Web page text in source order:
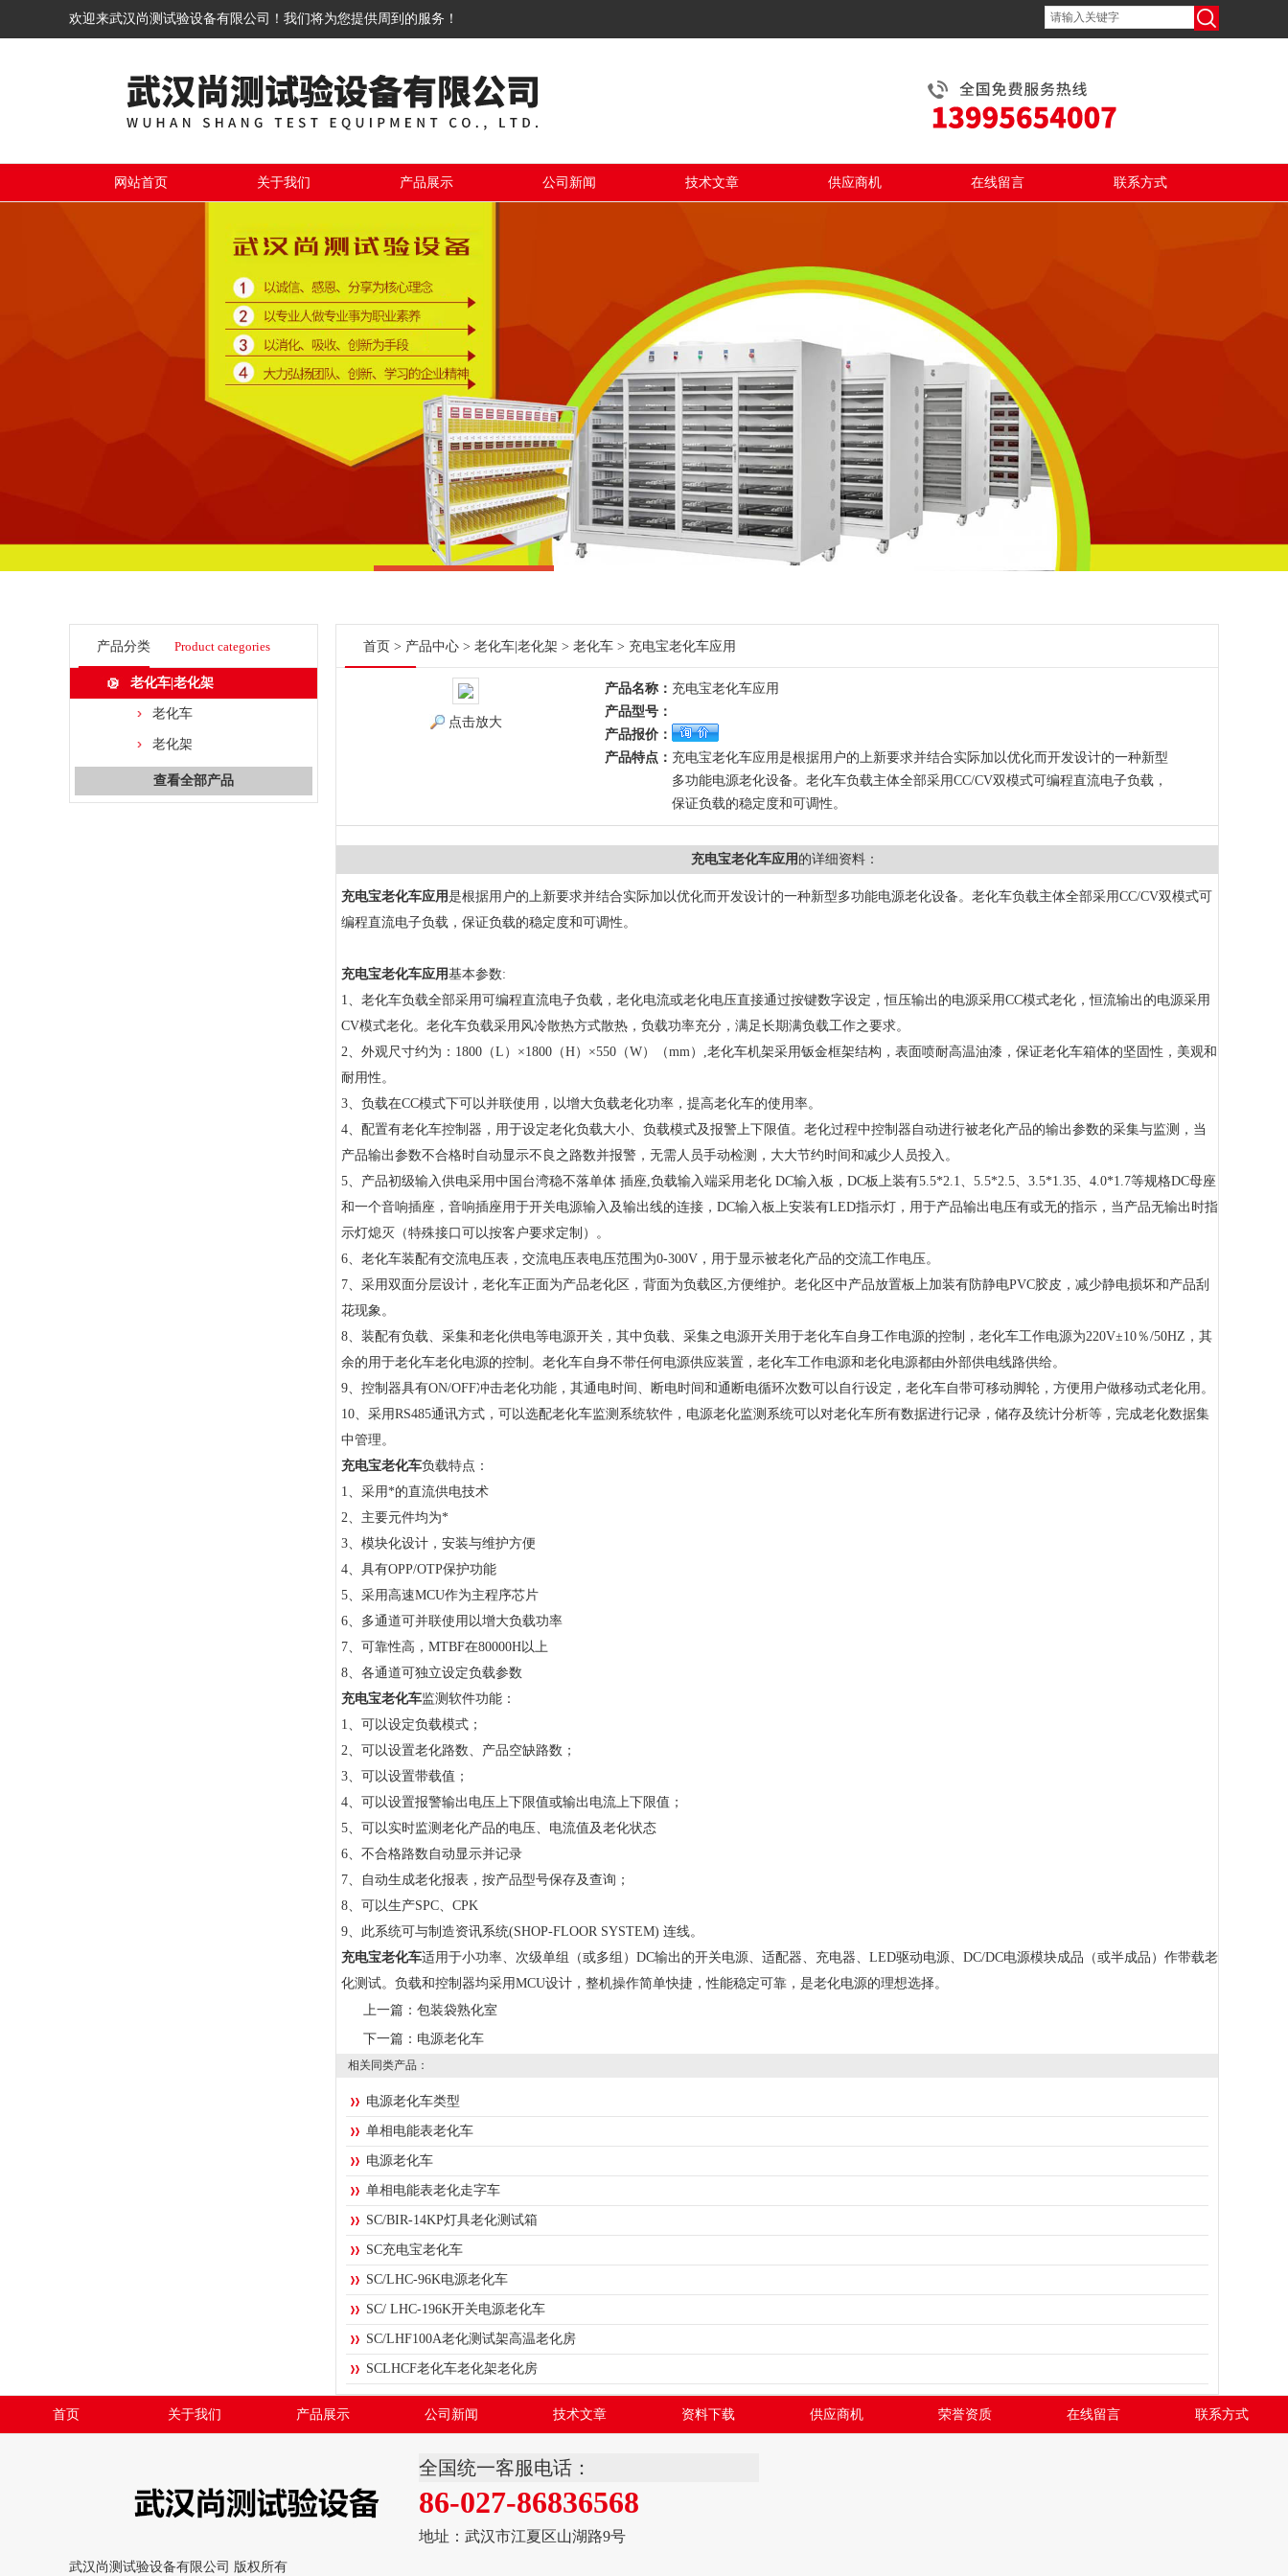
欢迎来武汉尚测试验设备有限公司！我们将为您提供周到的服务！
网站首页 关于我们 产品展示 公司新闻 技术文章 供应商机 在线留言 联系方式
产品分类 Product categories
老化车|老化架
老化车
老化架
查看全部产品
首页 > 产品中心 > 老化车|老化架 > 老化车 > 充电宝老化车应用
点击放大
产品名称： 充电宝老化车应用
产品型号：
产品报价：
产品特点： 充电宝老化车应用是根据用户的上新要求并结合实际加以优化而开发设计的一种新型
多功能电源老化设备。老化车负载主体全部采用CC/CV双模式可编程直流电子负载，
保证负载的稳定度和可调性。
充电宝老化车应用 的详细资料：
充电宝老化车应用是根据用户的上新要求并结合实际加以优化而开发设计的一种新型多功能电源老化设备。老化车负载主体全部采用CC/CV双模式可
编程直流电子负载，保证负载的稳定度和可调性。
充电宝老化车应用基本参数:
1、老化车负载全部采用可编程直流电子负载，老化电流或老化电压直接通过按键数字设定，恒压输出的电源采用CC模式老化，恒流输出的电源采用
CV模式老化。老化车负载采用风冷散热方式散热，负载功率充分，满足长期满负载工作之要求。
2、外观尺寸约为：1800（L）×1800（H）×550（W）（mm）,老化车机架采用钣金框架结构，表面喷耐高温油漆，保证老化车箱体的坚固性，美观和
耐用性。
3、负载在CC模式下可以并联使用，以增大负载老化功率，提高老化车的使用率。
4、配置有老化车控制器，用于设定老化负载大小、负载模式及报警上下限值。老化过程中控制器自动进行被老化产品的输出参数的采集与监测，当
产品输出参数不合格时自动显示不良之路数并报警，无需人员手动检测，大大节约时间和减少人员投入。
5、产品初级输入供电采用中国台湾稳不落单体 插座,负载输入端采用老化 DC输入板，DC板上装有5.5*2.1、5.5*2.5、3.5*1.35、4.0*1.7等规格DC母座
和一个音响插座，音响插座用于开关电源输入及输出线的连接，DC输入板上安装有LED指示灯，用于产品输出电压有或无的指示，当产品无输出时指
示灯熄灭（特殊接口可以按客户要求定制）。
6、老化车装配有交流电压表，交流电压表电压范围为0-300V，用于显示被老化产品的交流工作电压。
7、采用双面分层设计，老化车正面为产品老化区，背面为负载区,方便维护。老化区中产品放置板上加装有防静电PVC胶皮，减少静电损坏和产品刮
花现象。
8、装配有负载、采集和老化供电等电源开关，其中负载、采集之电源开关用于老化车自身工作电源的控制，老化车工作电源为220V±10％/50HZ，其
余的用于老化车老化电源的控制。老化车自身不带任何电源供应装置，老化车工作电源和老化电源都由外部供电线路供给。
9、控制器具有ON/OFF冲击老化功能，其通电时间、断电时间和通断电循环次数可以自行设定，老化车自带可移动脚轮，方便用户做移动式老化用。
10、采用RS485通讯方式，可以选配老化车监测系统软件，电源老化监测系统可以对老化车所有数据进行记录，储存及统计分析等，完成老化数据集
中管理。
充电宝老化车负载特点：
1、采用*的直流供电技术
2、主要元件均为*
3、模块化设计，安装与维护方便
4、具有OPP/OTP保护功能
5、采用高速MCU作为主程序芯片
6、多通道可并联使用以增大负载功率
7、可靠性高，MTBF在80000H以上
8、各通道可独立设定负载参数
充电宝老化车监测软件功能：
1、可以设定负载模式；
2、可以设置老化路数、产品空缺路数；
3、可以设置带载值；
4、可以设置报警输出电压上下限值或输出电流上下限值；
5、可以实时监测老化产品的电压、电流值及老化状态
6、不合格路数自动显示并记录
7、自动生成老化报表，按产品型号保存及查询；
8、可以生产SPC、CPK
9、此系统可与制造资讯系统(SHOP-FLOOR SYSTEM) 连线。
充电宝老化车适用于小功率、次级单组（或多组）DC输出的开关电源、适配器、充电器、LED驱动电源、DC/DC电源模块成品（或半成品）作带载老
化测试。负载和控制器均采用MCU设计，整机操作简单快捷，性能稳定可靠，是老化电源的理想选择。
上一篇： 包装袋熟化室
下一篇： 电源老化车
相关同类产品：
电源老化车类型
单相电能表老化车
电源老化车
单相电能表老化走字车
SC/BIR-14KP灯具老化测试箱
SC充电宝老化车
SC/LHC-96K电源老化车
SC/ LHC-196K开关电源老化车
SC/LHF100A老化测试架高温老化房
SCLHCF老化车老化架老化房
首页 关于我们 产品展示 公司新闻 技术文章 资料下载 供应商机 荣誉资质 在线留言 联系方式
全国统一客服电话：
86-027-86836568
地址：武汉市江夏区山湖路9号
武汉尚测试验设备有限公司 版权所有